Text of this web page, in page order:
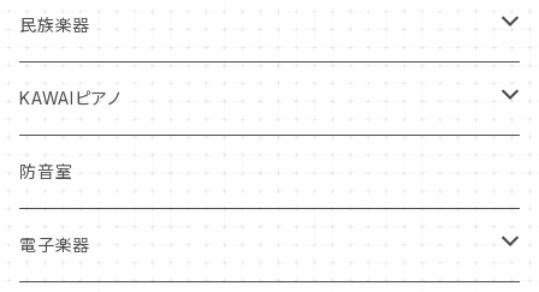
クラリネット
フルート
クラリネット
マウスピース
クラリネット
サックス
リガチャー
リード
クラリネットリード
ミュート・アクセサリー
ヴァイオリン
ヴィオラ
弦楽器中古本体
ヴァイオリン
ヴィオラ
弦
ヴァイオリン
ヴィオラ
松脂
弦楽器お手入れ用品
打楽器新品本体
打楽器中古本体
マレット
スティック
民族楽器
インディアン・フルート
オカリナ
KAWAIピアノ
アップライトピアノ
グランドピアノ
防音室
電子楽器